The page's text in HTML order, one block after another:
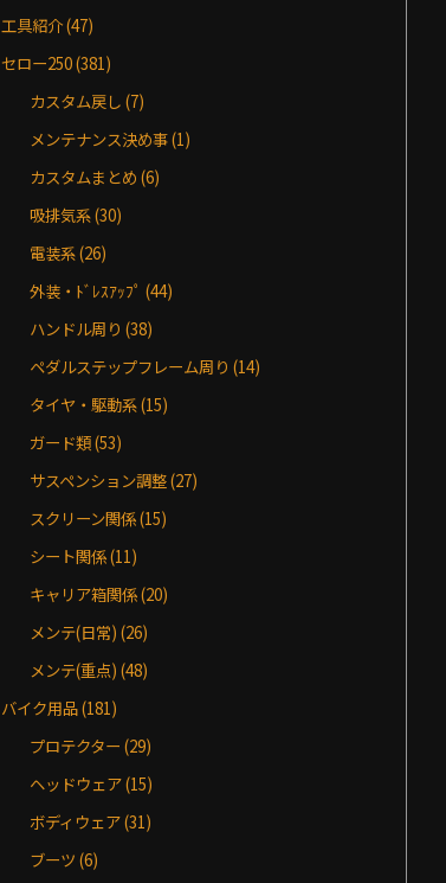
工具紹介(47)
セロー250(381)
カスタム戻し(7)
メンテナンス決め事(1)
カスタムまとめ(6)
吸排気系(30)
電装系(26)
外装・ﾄﾞﾚｽｱｯﾌﾟ(44)
ハンドル周り(38)
ペダルステップフレーム周り(14)
タイヤ・駆動系(15)
ガード類(53)
サスペンション調整(27)
スクリーン関係(15)
シート関係(11)
キャリア箱関係(20)
メンテ(日常)(26)
メンテ(重点)(48)
バイク用品(181)
プロテクター(29)
ヘッドウェア(15)
ボディウェア(31)
ブーツ(6)